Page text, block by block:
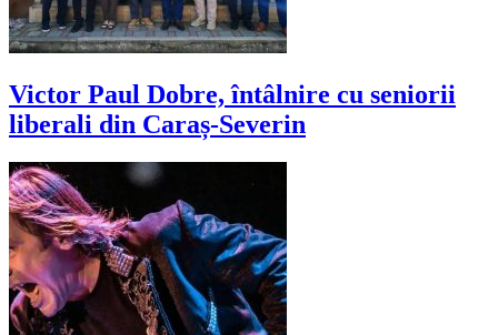
Victor Paul Dobre, întâlnire cu seniorii
liberali din Caraș-Severin